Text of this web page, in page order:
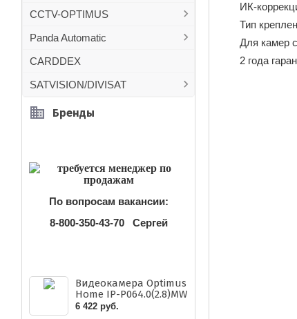
CCTV-OPTIMUS
Panda Automatic
CARDDEX
SATVISION/DIVISAT
Бренды
По вопросам вакансии:
8-800-350-43-70
Сергей
Видеокамера Optimus
Home IP-P064.0(2.8)MW
6 422 руб.
ИК-
Тип
Для камер
2 года